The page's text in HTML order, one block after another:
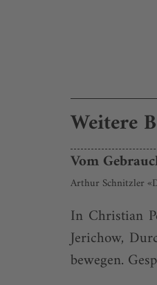
Weitere
Vom
Arthur Schnitzler
In Christian
Jerichow,
bewegen.